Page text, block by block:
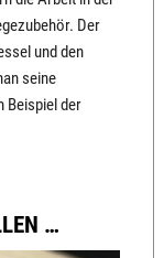
Der
und den
seine
Beispiel der
…